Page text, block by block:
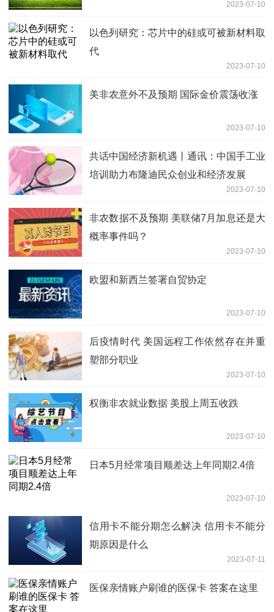
2023-07-10
以色列研究：芯片中的硅或可被新材料取
代
2023-07-10
美非农意外不及预期 国际金价震荡收涨
2023-07-10
共话中国经济新机遇丨通讯：中国手工业
培训助力布隆迪民众创业和经济发展
2023-07-10
非农数据不及预期 美联储7月加息还是大
概率事件吗？
2023-07-10
欧盟和新西兰签署自贸协定
2023-07-10
后疫情时代 美国远程工作依然存在并重
塑部分职业
2023-07-10
权衡非农就业数据 美股上周五收跌
2023-07-10
日本5月经常项目顺差达上年同期2.4倍
2023-07-10
信用卡不能分期怎么解决 信用卡不能分
期原因是什么
2023-07-11
医保亲情账户刷谁的医保卡 答案在这里